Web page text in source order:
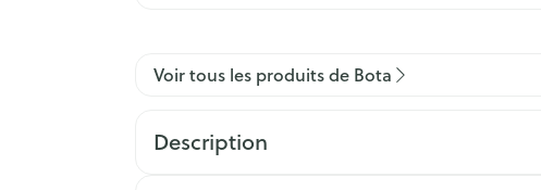
Voir tous les produits de Bota
Description